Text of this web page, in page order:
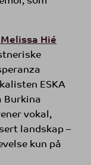
Hié
ESKA
Burkina
vokal,
landskap –
kun på